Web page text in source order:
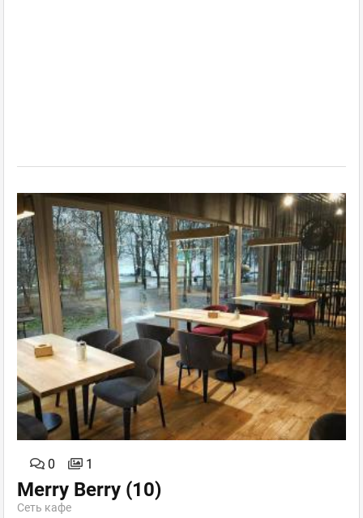
0 1
Merry Berry (10)
Сеть кафе